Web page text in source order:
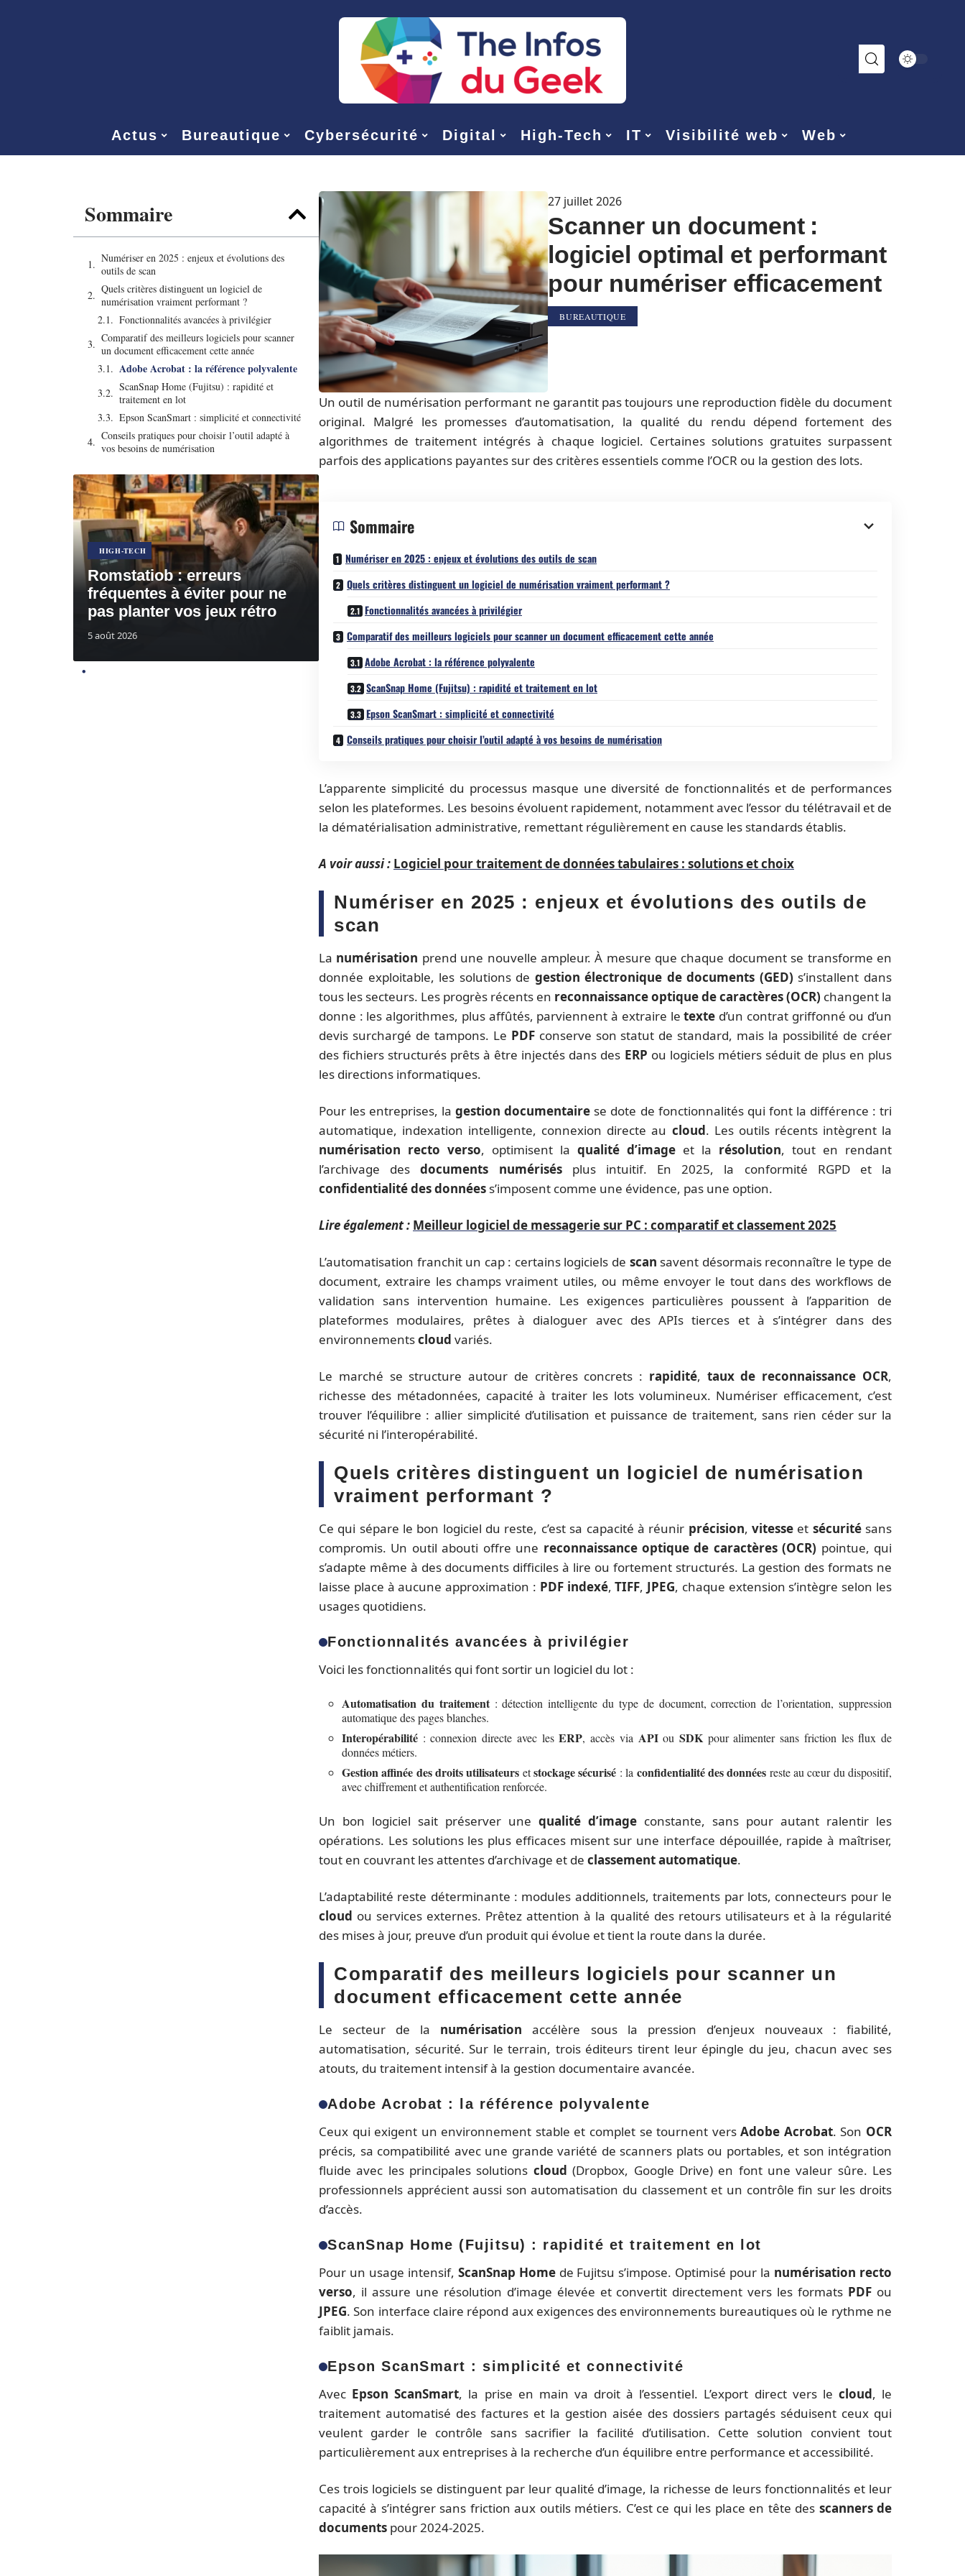
Actus Bureautique Cybersécurité Digital High-Tech IT Visibilité web Web
Sommaire
Numériser en 2025 : enjeux et évolutions des
outils de scan
Quels critères distinguent un logiciel de
numérisation vraiment performant ?
Fonctionnalités avancées à privilégier
Comparatif des meilleurs logiciels pour scanner
un document efficacement cette année
Adobe Acrobat : la référence polyvalente
ScanSnap Home (Fujitsu) : rapidité et
traitement en lot
Epson ScanSmart : simplicité et connectivité
Conseils pratiques pour choisir l’outil adapté à
vos besoins de numérisation
HIGH-TECH
Romstatiob : erreurs
fréquentes à éviter pour ne
pas planter vos jeux rétro
5 août 2026
27 juillet 2026
Scanner un document :
logiciel optimal et performant
pour numériser efficacement
BUREAUTIQUE
Un outil de numérisation performant ne garantit pas toujours une reproduction fidèle du document
original. Malgré les promesses d’automatisation, la qualité du rendu dépend fortement des
algorithmes de traitement intégrés à chaque logiciel. Certaines solutions gratuites surpassent
parfois des applications payantes sur des critères essentiels comme l’OCR ou la gestion des lots.
Sommaire
Numériser en 2025 : enjeux et évolutions des outils de scan
Quels critères distinguent un logiciel de numérisation vraiment performant ?
Fonctionnalités avancées à privilégier
Comparatif des meilleurs logiciels pour scanner un document efficacement cette année
Adobe Acrobat : la référence polyvalente
ScanSnap Home (Fujitsu) : rapidité et traitement en lot
Epson ScanSmart : simplicité et connectivité
Conseils pratiques pour choisir l’outil adapté à vos besoins de numérisation
L’apparente simplicité du processus masque une diversité de fonctionnalités et de performances
selon les plateformes. Les besoins évoluent rapidement, notamment avec l’essor du télétravail et de
la dématérialisation administrative, remettant régulièrement en cause les standards établis.
A voir aussi : Logiciel pour traitement de données tabulaires : solutions et choix
Numériser en 2025 : enjeux et évolutions des outils de
scan
La numérisation prend une nouvelle ampleur. À mesure que chaque document se transforme en
donnée exploitable, les solutions de gestion électronique de documents (GED) s’installent dans
tous les secteurs. Les progrès récents en reconnaissance optique de caractères (OCR) changent la
donne : les algorithmes, plus affûtés, parviennent à extraire letexte d’un contrat griffonné ou d’un
devis surchargé de tampons. Le PDFconserve son statut de standard, mais la possibilité de créer
des fichiers structurés prêts à être injectés dans des ERP ou logiciels métiers séduit de plus en plus
les directions informatiques.
Pour les entreprises, lagestion documentaire se dote de fonctionnalités qui font la différence : tri
automatique, indexation intelligente, connexion directe au cloud. Les outils récents intègrent la
numérisation recto verso, optimisent la qualité d’image et la résolution, tout en rendant
l’archivage desdocuments numérisésplus intuitif. En 2025, la conformité RGPD et la
confidentialité des données s’imposent comme une évidence, pas une option.
Lire également : Meilleur logiciel de messagerie sur PC : comparatif et classement 2025
L’automatisation franchit un cap : certains logiciels de scan savent désormais reconnaître le type de
document, extraire les champs vraiment utiles, ou même envoyer le tout dans des workflows de
validation sans intervention humaine. Les exigences particulières poussent à l’apparition de
plateformes modulaires, prêtes à dialoguer avec des APIs tierces et à s’intégrer dans des
environnementscloud variés.
Le marché se structure autour de critères concrets : rapidité, taux de reconnaissance OCR,
richesse des métadonnées, capacité à traiter les lots volumineux. Numériser efficacement, c’est
trouver l’équilibre : allier simplicité d’utilisation et puissance de traitement, sans rien céder sur la
sécurité ni l’interopérabilité.
Quels critères distinguent un logiciel de numérisation
vraiment performant ?
Ce qui sépare le bon logiciel du reste, c’est sa capacité à réunir précision, vitesseet sécuritésans
compromis. Un outil abouti offre une reconnaissance optique de caractères (OCR) pointue, qui
s’adapte même à des documents difficiles à lire ou fortement structurés. La gestion des formats ne
laisse place à aucune approximation : PDF indexé,TIFF, JPEG, chaque extension s’intègre selon les
usages quotidiens.
Fonctionnalités avancées à privilégier
Voici les fonctionnalités qui font sortir un logiciel du lot :
Automatisation du traitement: détection intelligente du type de document, correction de l’orientation, suppression
automatique des pages blanches.
Interopérabilité : connexion directe avec lesERP, accès via APIou SDKpour alimenter sans friction les flux de
données métiers.
Gestion affinée des droits utilisateurs etstockage sécurisé : la confidentialité des données reste au cœur du dispositif,
avec chiffrement et authentification renforcée.
Un bon logiciel sait préserver une qualité d’image constante, sans pour autant ralentir les
opérations. Les solutions les plus efficaces misent sur une interface dépouillée, rapide à maîtriser,
tout en couvrant les attentes d’archivage et de classement automatique.
L’adaptabilité reste déterminante : modules additionnels, traitements par lots, connecteurs pour le
cloud ou services externes. Prêtez attention à la qualité des retours utilisateurs et à la régularité
des mises à jour, preuve d’un produit qui évolue et tient la route dans la durée.
Comparatif des meilleurs logiciels pour scanner un
document efficacement cette année
Le secteur de la numérisation accélère sous la pression d’enjeux nouveaux : fiabilité,
automatisation, sécurité. Sur le terrain, trois éditeurs tirent leur épingle du jeu, chacun avec ses
atouts, du traitement intensif à la gestion documentaire avancée.
Adobe Acrobat : la référence polyvalente
Ceux qui exigent un environnement stable et complet se tournent versAdobe Acrobat. Son OCR
précis, sa compatibilité avec une grande variété de scanners plats ou portables, et son intégration
fluide avec les principales solutions cloud (Dropbox, Google Drive) en font une valeur sûre. Les
professionnels apprécient aussi son automatisation du classement et un contrôle fin sur les droits
d’accès.
ScanSnap Home (Fujitsu) : rapidité et traitement en lot
Pour un usage intensif, ScanSnap Homede Fujitsu s’impose. Optimisé pour la numérisation recto
verso, il assure une résolution d’image élevée et convertit directement vers les formats PDF ou
JPEG. Son interface claire répond aux exigences des environnements bureautiques où le rythme ne
faiblit jamais.
Epson ScanSmart : simplicité et connectivité
Avec Epson ScanSmart, la prise en main va droit à l’essentiel. L’export direct vers le cloud, le
traitement automatisé des factures et la gestion aisée des dossiers partagés séduisent ceux qui
veulent garder le contrôle sans sacrifier la facilité d’utilisation. Cette solution convient tout
particulièrement aux entreprises à la recherche d’un équilibre entre performance et accessibilité.
Ces trois logiciels se distinguent par leur qualité d’image, la richesse de leurs fonctionnalités et leur
capacité à s’intégrer sans friction aux outils métiers. C’est ce qui les place en tête des scanners de
documents pour 2024-2025.